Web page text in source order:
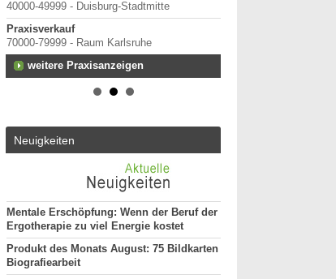
40000-49999 - Duisburg-Stadtmitte
Praxisverkauf
70000-79999 - Raum Karlsruhe
weitere Praxisanzeigen
Neuigkeiten
Mentale Erschöpfung: Wenn der Beruf der
Ergotherapie zu viel Energie kostet
Produkt des Monats August: 75 Bildkarten
Biografiearbeit